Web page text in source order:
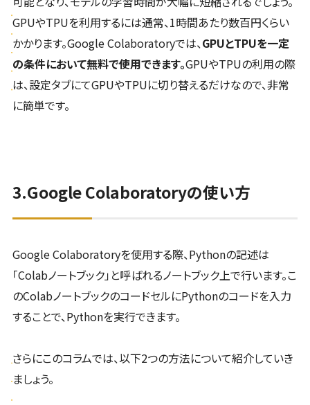
GPUやTPUを利用するには通常、1時間あたり数百円くらい
かかります。Google Colaboratoryでは、GPUとTPUを一定
の条件において無料で使用できます。GPUやTPUの利用の際
は、設定タブにてGPUやTPUに切り替えるだけなので、非常
に簡単です。
3.Google Colaboratoryの使い方
Google Colaboratoryを使用する際、Pythonの記述は
「Colabノートブック」と呼ばれるノートブック上で行います。こ
のColabノートブックのコードセルにPythonのコードを入力
することで、Pythonを実行できます。
さらにこのコラムでは、以下2つの方法について紹介していき
ましょう。